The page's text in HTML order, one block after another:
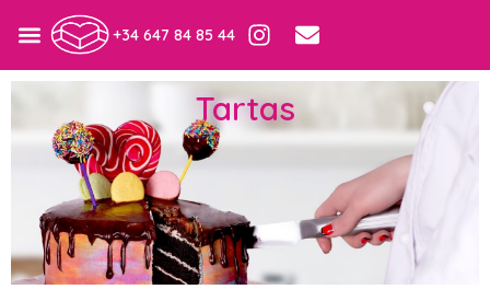
+34 647 84 85 44
Tartas